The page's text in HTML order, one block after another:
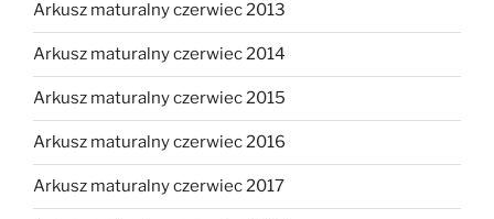
Arkusz maturalny czerwiec 2013
Arkusz maturalny czerwiec 2014
Arkusz maturalny czerwiec 2015
Arkusz maturalny czerwiec 2016
Arkusz maturalny czerwiec 2017